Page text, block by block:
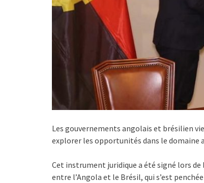
Les gouvernements angolais et brésilien
explorer les opportunités dans le domaine
Cet instrument juridique a été signé lors
entre l’Angola et le Brésil, qui s’est